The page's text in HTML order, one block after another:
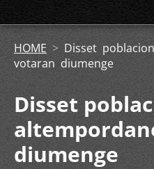
HOME > Disset
votaran diumenge
Disset
diumenge